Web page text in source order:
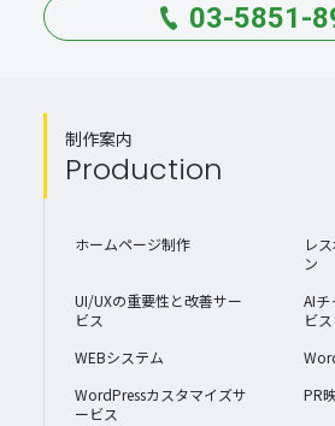
03-5851-
制作案内
Production
ホームページ制作
レ
ン
UI/UXの重要性と改善サー
ビス
AIチ
ビス
WEBシステム
WordPressカスタマイズサ
ービス
PR